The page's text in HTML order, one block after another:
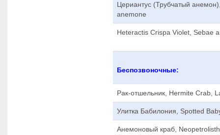
Цериантус (Трубчатый
anemone
Heteractis Crispa Violet, Sebae
Беспозвоночные:
Рак-отшельник, Hermite Crab,
Улитка Бабилония, Spotted
Анемоновый краб,